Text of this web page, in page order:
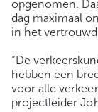
opgenomen.
dag maximaal
in het
“De
hebben een
voor alle
projectleider